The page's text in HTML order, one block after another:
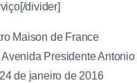
divider]
Maison de France
Avenida Presidente
de janeiro de 2016